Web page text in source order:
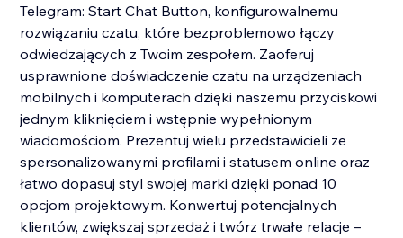
Telegram: Start Chat Button, konfigurowalnemu
rozwiązaniu czatu, które bezproblemowo łączy
odwiedzających z Twoim zespołem. Zaoferuj
usprawnione doświadczenie czatu na urządzeniach
mobilnych i komputerach dzięki naszemu przyciskowi
jednym kliknięciem i wstępnie wypełnionym
wiadomościom. Prezentuj wielu przedstawicieli ze
spersonalizowanymi profilami i statusem online oraz
łatwo dopasuj styl swojej marki dzięki ponad 10
opcjom projektowym. Konwertuj potencjalnych
klientów, zwiększaj sprzedaż i twórz trwałe relacje –